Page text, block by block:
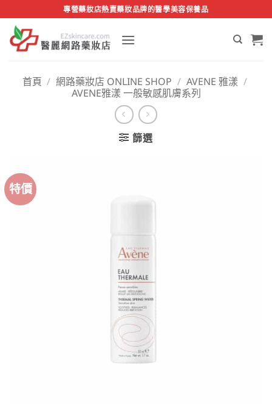
to
content
專營藥妝店熱賣藥妝品牌的醫學美容保養品
首頁 / 網路藥妝店 ONLINE SHOP / AVENE 雅漾 /
AVENE雅漾 一般敏感肌膚系列
篩選
特價